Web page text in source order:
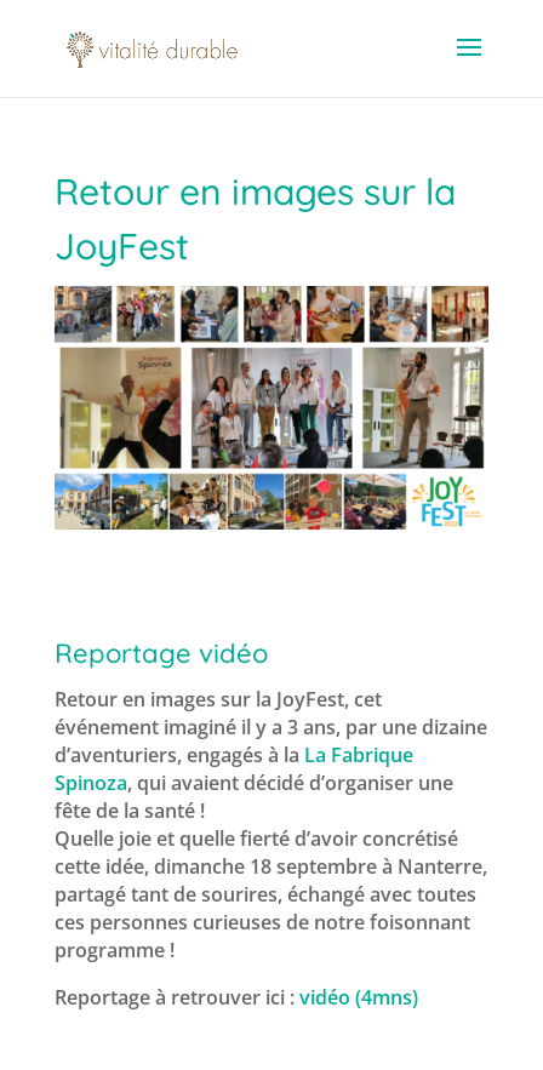
Retour en images sur la
JoyFest
Reportage vidéo
Retour en images sur la JoyFest, cet
événement imaginé il y a 3 ans, par une dizaine
d’aventuriers, engagés à la La Fabrique
Spinoza, qui avaient décidé d’organiser une
fête de la santé !
Quelle joie et quelle fierté d’avoir concrétisé
cette idée, dimanche 18 septembre à Nanterre,
partagé tant de sourires, échangé avec toutes
ces personnes curieuses de notre foisonnant
programme !
Reportage à retrouver ici :vidéo (4mns)